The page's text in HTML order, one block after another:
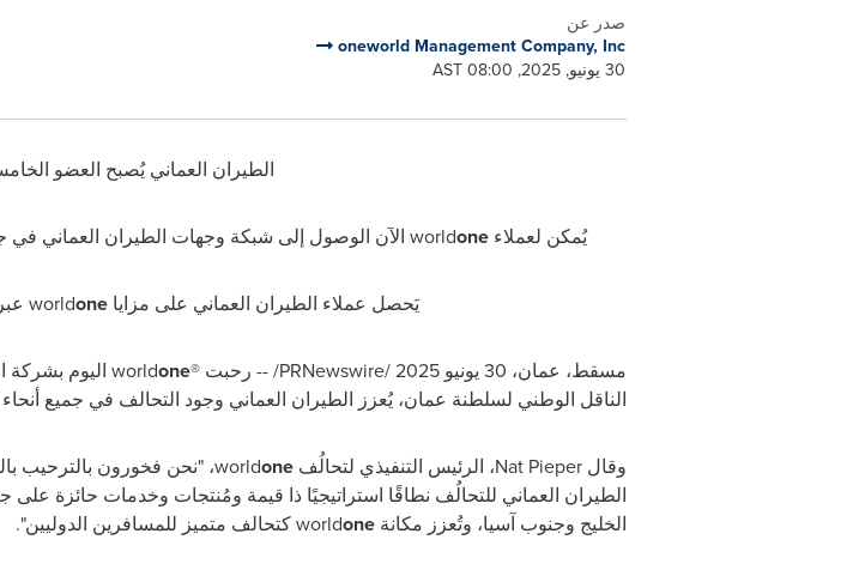
صدر عن
oneworld Management Company, Inc
30 يونيو, 2025, 08:00 AST
الطيران العماني يُصبح العضو
يُمكن لعملاء one
world الآن الوصول إلى شبكة وجهات الطيران العماني في
يَحصل عملاء الطيران العماني على مزايا one
world عبر
مسقط، عمان، 30 يونيو 2025 / PRNewswire/ -- رحبت ®one
world اليوم بشركة
الناقل الوطني لسلطنة عمان، يُعزز الطيران العماني وجود التحالف في جميع
وقالNat Pieper، الرئيس التنفيذي لتحالُفone
world، "نحن فخورون بالترحيب
الطيران العماني للتحالُف نطاقًا استراتيجيًا ذا قيمة ومُنتجات وخدمات حائزة على
الخليج وجنوب آسيا، وتُعزز مكانةone
worldكتحالف متميز للمسافرين الدوليين".